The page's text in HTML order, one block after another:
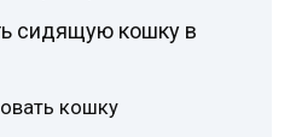
сидящую кошку в
кошку